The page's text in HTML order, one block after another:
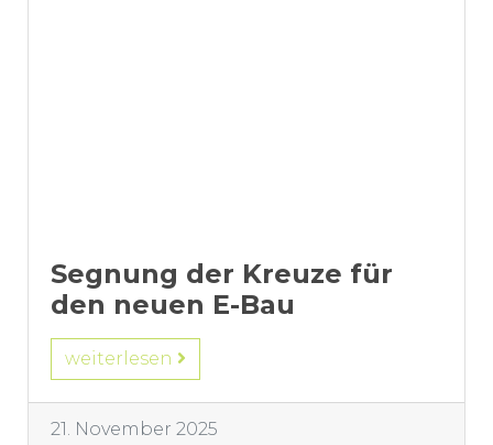
Segnung der Kreuze für
den neuen E-Bau
weiterlesen
21. November 2025